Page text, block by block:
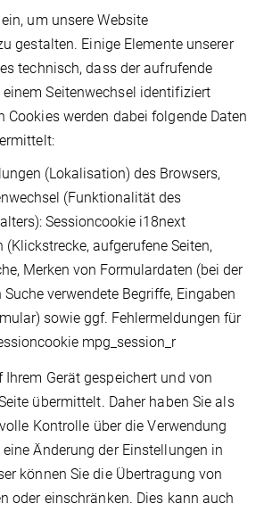
um unsere Website
gestalten. Einige Elemente unserer
technisch, dass der aufrufende
Seitenwechsel identifiziert
Cookies werden dabei folgende Daten
(Lokalisation) des Browsers,
(Funktionalität des
Sessioncookie i18next
(Klickstrecke, aufgerufene Seiten,
Merken von Formulardaten (bei der
verwendete Begriffe, Eingaben
sowie ggf. Fehlermeldungen für
mpg_session_r
Ihrem Gerät gespeichert und von
übermittelt. Daher haben Sie als
Kontrolle über die Verwendung
Änderung der Einstellungen in
können Sie die Übertragung von
oder einschränken. Dies kann auch